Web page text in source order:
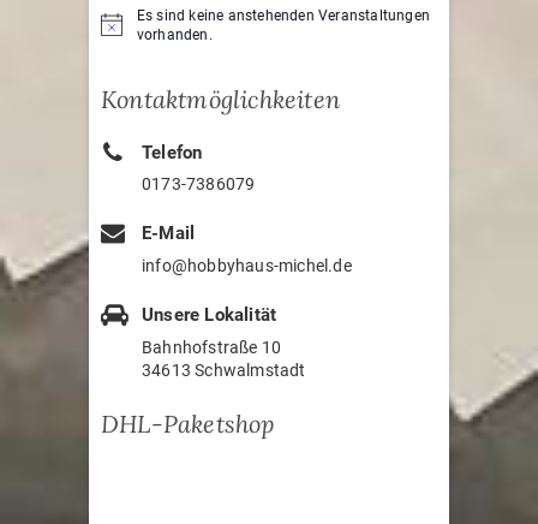
H
w
e
s
Es sind keine anstehenden Veranstaltungen
vorhanden.
Kontaktmöglichkeiten
Telefon
0173-7386079
E-Mail
info@hobbyhaus-michel.de
Unsere Lokalität
Bahnhofstraße 10
34613 Schwalmstadt
DHL-Paketshop